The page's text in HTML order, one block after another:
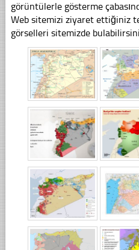
görüntülerle gösterme
Web sitemizi ziyaret ettiğiniz
görselleri sitemizde